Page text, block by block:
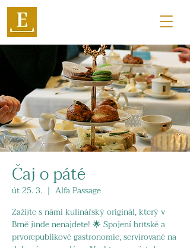
Čaj o páté
út 25. 3.
  |
Alfa Passage
Zažijte s námi kulinářský originál, který v
Brně jinde nenajdete! 🌟 Spojení britské a
prvorepublikové gastronomie, servírované na